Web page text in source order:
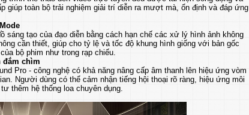
toàn bộ trải nghiệm giải trí diễn ra mượt mà, ổn định và đáp ứng
sáng tạo của đạo diễn bằng cách hạn chế các xử lý hình ảnh không
cần thiết, giúp cho tỷ lệ và tốc độ khung hình giống với bản gốc
bộ phim như trong rạp chiếu.
đắm chìm
Pro - công nghệ có khả năng nâng cấp âm thanh lên hiệu ứng vòm
Người dùng có thể cảm nhận tiếng hội thoại rõ ràng, hiệu ứng môi
thêm hệ thống loa chuyên dụng.